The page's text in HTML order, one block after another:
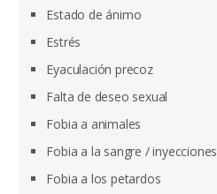
Estado de ánimo
Estrés
Eyaculación precoz
Falta de deseo sexual
Fobia a animales
Fobia a la sangre / inyecciones
Fobia a los petardos